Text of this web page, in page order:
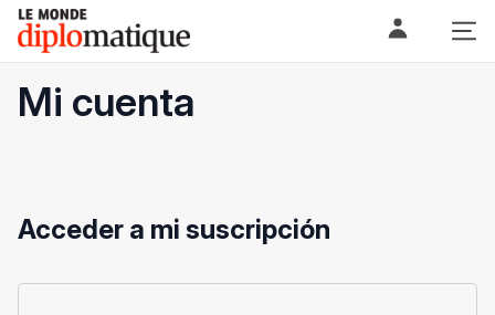
Skip
content
Le monde diplomatique
Mi cuenta
Acceder a mi suscripción